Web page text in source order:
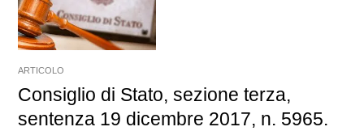
ARTICOLO
Consiglio di Stato, sezione terza,
sentenza 19 dicembre 2017, n. 5965.